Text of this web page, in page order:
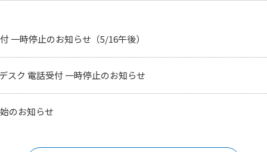
27件 情報機器4件 ロボ
一時停止のお知らせ（5/16午後）
スク 電話受付 一時停止のお知らせ
のお知らせ